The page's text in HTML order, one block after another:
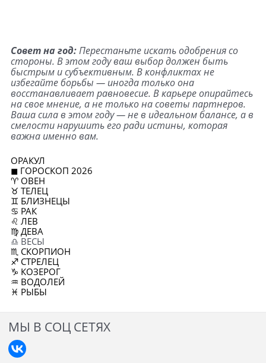
Совет на год:Перестаньте искать одобрения со
стороны. В этом году ваш выбор должен быть
быстрым и субъективным. В конфликтах не
избегайте борьбы — иногда только она
восстанавливает равновесие. В карьере опирайтесь
на свое мнение, а не только на советы партнеров.
Ваша сила в этом году — не в идеальном балансе, а в
смелости нарушить его ради истины, которая
важна именно вам.
ОРАКУЛ
◼ ГОРОСКОП 2026
♈ ОВЕН
♉ ТЕЛЕЦ
♊ БЛИЗНЕЦЫ
♋ РАК
♌ ЛЕВ
♍ ДЕВА
♎ ВЕСЫ
♏ СКОРПИОН
♐ СТРЕЛЕЦ
♑ КОЗЕРОГ
♒ ВОДОЛЕЙ
♓ РЫБЫ
МЫ В СОЦ СЕТЯХ